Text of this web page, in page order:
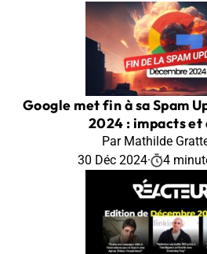
Google met fin à sa Spam
2024 : impacts et
Par Mathilde
30 Déc 2024· 4